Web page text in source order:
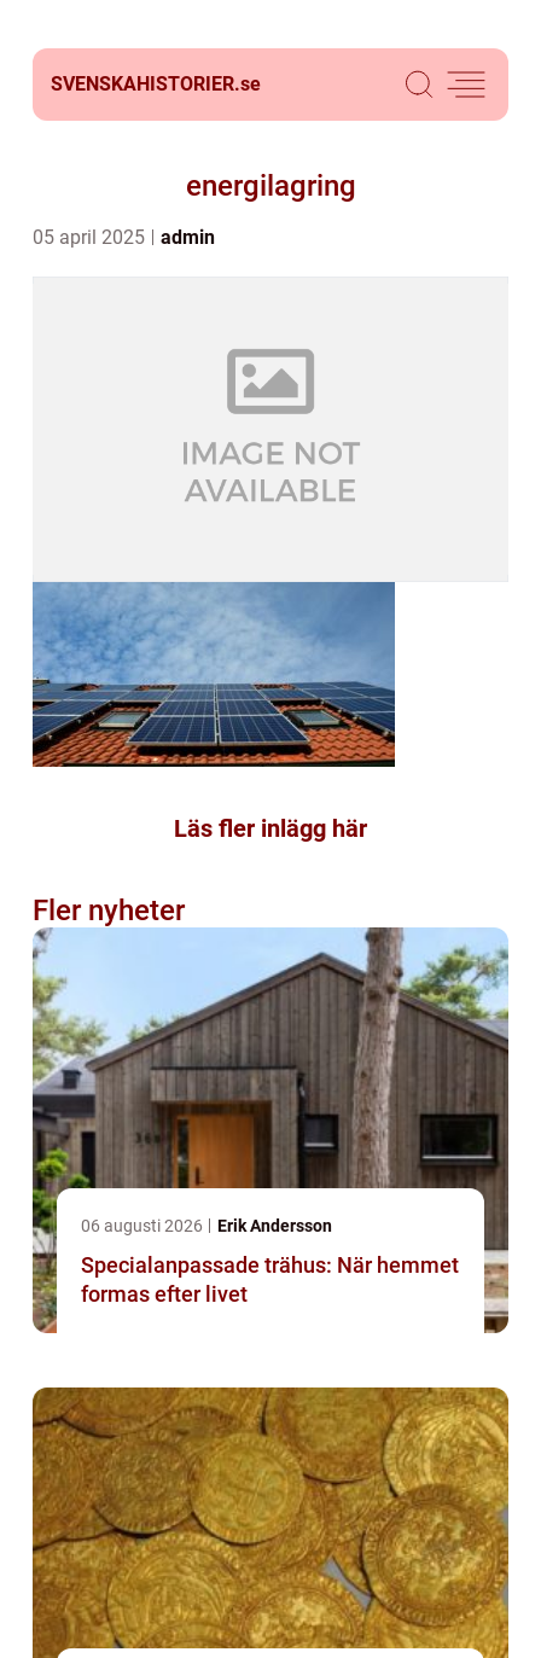
SVENSKAHISTORIER.se
energilagring
05 april 2025 admin
Läs fler inlägg här
Fler nyheter
06 augusti 2026 Erik Andersson
Specialanpassade trähus: När hemmet
formas efter livet